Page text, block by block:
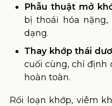
Phẫu thuật mở
bị thoái hóa
dạng.
Thay khớp thái
cuối cùng, chỉ định
hoàn toàn.
Rối loạn khớp, viêm